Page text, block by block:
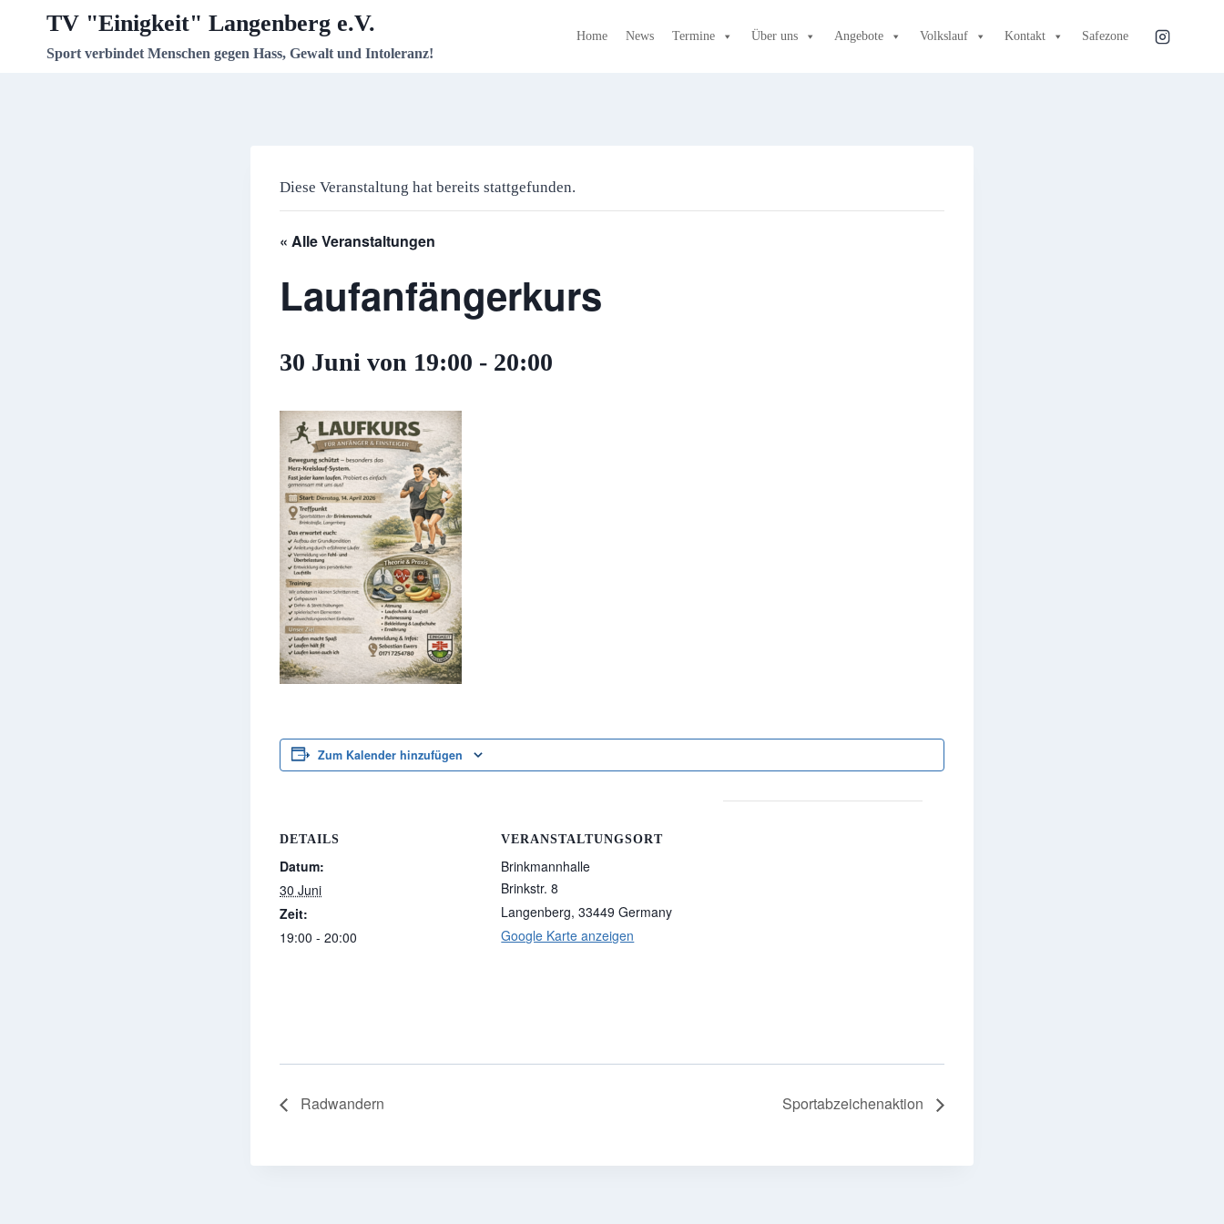
springen
TV "Einigkeit" Langenberg e.V.
Sport verbindet Menschen gegen Hass, Gewalt und Intoleranz!
Home News Termine Über uns Angebote Volkslauf Kontakt Safezone
Diese Veranstaltung hat bereits stattgefunden.
« Alle Veranstaltungen
Laufanfängerkurs
30 Juni von 19:00 - 20:00
Zum Kalender hinzufügen
DETAILS
Datum:
30 Juni
Zeit:
19:00 - 20:00
VERANSTALTUNGSORT
Brinkmannhalle
Brinkstr. 8
Langenberg, 33449 Germany
Google Karte anzeigen
Radwandern Sportabzeichenaktion